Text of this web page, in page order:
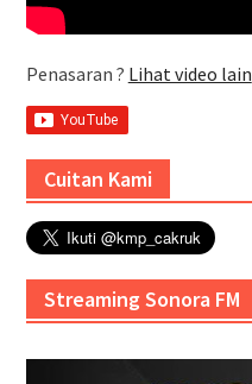
Penasaran ? Lihat video lain
Cuitan Kami
Streaming Sonora FM